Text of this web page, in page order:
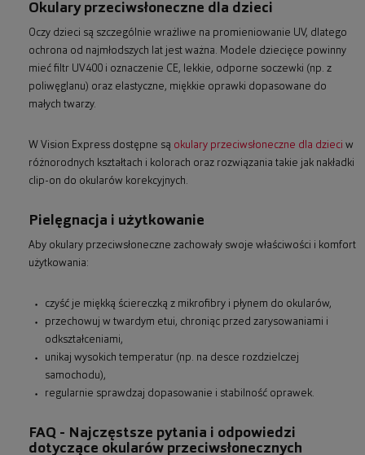
Okulary przeciwsłoneczne dla dzieci
Oczy dzieci są szczególnie wrażliwe na promieniowanie UV, dlatego
ochrona od najmłodszych lat jest ważna. Modele dziecięce powinny
mieć filtr UV400 i oznaczenie CE, lekkie, odporne soczewki (np. z
poliwęglanu) oraz elastyczne, miękkie oprawki dopasowane do
małych twarzy.
W Vision Express dostępne są okulary przeciwsłoneczne dla dzieci w
różnorodnych kształtach i kolorach oraz rozwiązania takie jak nakładki
clip-on do okularów korekcyjnych.
Pielęgnacja i użytkowanie
Aby okulary przeciwsłoneczne zachowały swoje właściwości i komfort
użytkowania:
czyść je miękką ściereczką z mikrofibry i płynem do okularów,
przechowuj w twardym etui, chroniąc przed zarysowaniami i
odkształceniami,
unikaj wysokich temperatur (np. na desce rozdzielczej
samochodu),
regularnie sprawdzaj dopasowanie i stabilność oprawek.
FAQ - Najczęstsze pytania i odpowiedzi
dotyczące okularów przeciwsłonecznych